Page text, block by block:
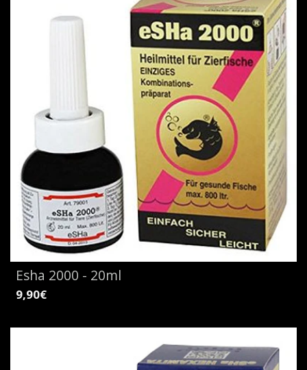
Esha 2000 - 20ml
9,90€